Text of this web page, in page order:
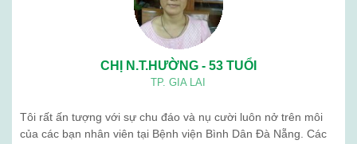
CHỊ N.T.HƯỜNG - 53 TUỔI
TP. GIA LAI
Tôi rất ấn tượng với sự chu đáo và nụ cười luôn nở trên môi
của các bạn nhân viên tại Bệnh viện Bình Dân Đà Nẵng. Các